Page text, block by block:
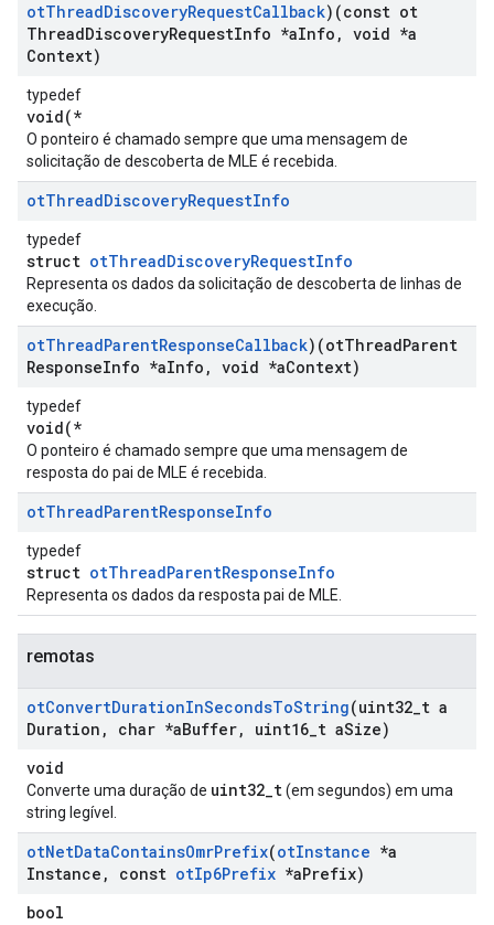
otThreadDiscoveryRequestCallback)(const ot
ThreadDiscoveryRequestInfo *aInfo , void *a
Context)
typedef
void(*
O ponteiro é chamado sempre que uma mensagem de
solicitação de descoberta de MLE é recebida.
otThreadDiscoveryRequestInfo
typedef
struct otThreadDiscoveryRequestInfo
Representa os dados da solicitação de descoberta de linhas de
execução.
otThreadParentResponseCallback)(otThreadParent
ResponseInfo *aInfo , void *aContext)
typedef
void(*
O ponteiro é chamado sempre que uma mensagem de
resposta do pai de MLE é recebida.
otThreadParentResponseInfo
typedef
struct otThreadParentResponseInfo
Representa os dados da resposta pai de MLE.
remotas
otConvertDurationInSecondsToString(uint32 t a
Duration , char *aBuffer, uint16 t aSize)
void
Converte uma duração de uint32_t(em segundos) em uma
string legível.
otNetDataContainsOmrPrefix(otInstance *a
Instance , const otIp6Prefix *aPrefix)
bool